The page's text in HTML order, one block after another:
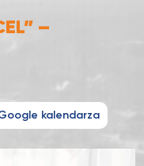
–
kalendarza